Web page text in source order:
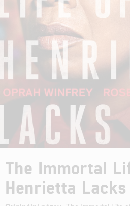
The Immortal
Henrietta Lacks